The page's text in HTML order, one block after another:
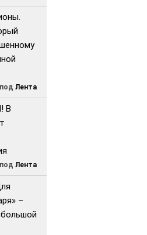
под Лента
В
под Лента
–